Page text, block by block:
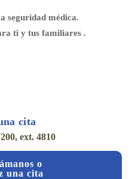
seguridad médica.
ti y tus familiares .
cita
ext. 4810
o
una cita